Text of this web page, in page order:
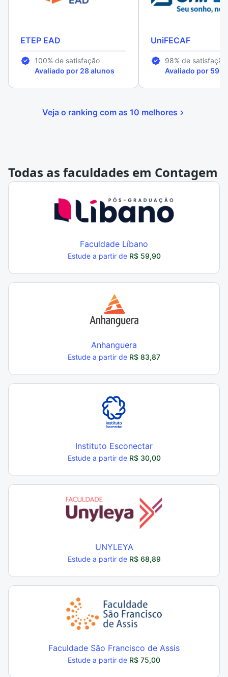
ETEP EAD
100% de satisfação
Avaliado por 28 alunos
UniFECAF
98% de satisfação
Avaliado por 59
Veja o ranking com as 10 melhores
Todas as faculdades em Contagem
Faculdade Líbano
Estude a partir de R$ 59,90
Anhanguera
Estude a partir de R$ 83,87
Instituto Esconectar
Estude a partir de R$ 30,00
UNYLEYA
Estude a partir de R$ 68,89
Faculdade São Francisco de Assis
Estude a partir de R$ 75,00